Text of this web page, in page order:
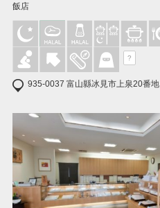
飯店
?
935-0037 富山縣冰見市上泉20番地